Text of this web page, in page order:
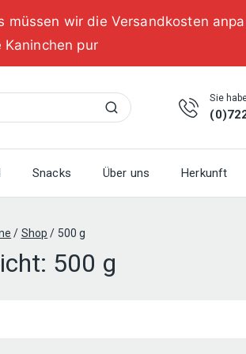
wir die Versandkosten
Kaninchen pur
Suchen
Sie
Snacks Über uns Herkunft
/ Shop / 500 g
500 g